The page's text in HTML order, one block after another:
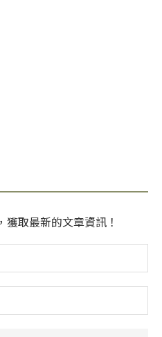
取最新的文章資訊！